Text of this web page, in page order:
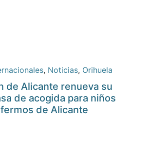
, Noticias, Orihuela
de Alicante renueva su
de acogida para niños
de Alicante